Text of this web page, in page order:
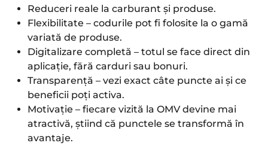
Reduceri reale la carburant și produse.
Flexibilitate – codurile pot fi folosite la o gamă
variată de produse.
Digitalizare completă – totul se face direct din
aplicație, fără carduri sau bonuri.
Transparență – vezi exact câte puncte ai și ce
beneficii poți activa.
Motivație – fiecare vizită la OMV devine mai
atractivă, știind că punctele se transformă în
avantaje.